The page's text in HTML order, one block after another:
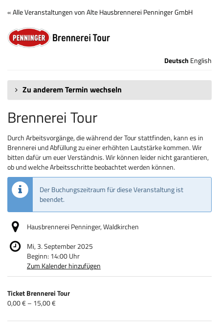
Zum
Haupt-
Inhalt
springen
« Alle Veranstaltungen von Alte Hausbrennerei Penninger GmbH
Brennerei
Tour Deutsch English
Zu anderem Termin wechseln
Brennerei Tour
Durch Arbeitsvorgänge, die während der Tour stattfinden, kann es in
Brennerei und Abfüllung zu einer erhöhten Lautstärke kommen. Wir
bitten dafür um euer Verständnis. Wir können leider nicht garantieren,
ob und welche Arbeitsschritte beobachtet werden können.
Der Buchungszeitraum für diese Veranstaltung ist
beendet.
Hausbrennerei Penninger, Waldkirchen
Mi, 3. September 2025
Beginn: 14:00Uhr
Zum Kalender hinzufügen
Produkte
Unkategorisierte
Produkte
Ticket Brennerei Tour
von
bis
0,00 € – 15,00 €